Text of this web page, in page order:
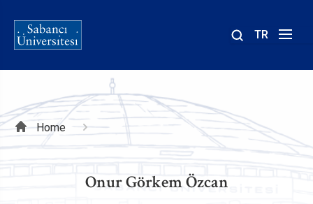
TR
Breadcrumb
Home
Onur Görkem Özcan